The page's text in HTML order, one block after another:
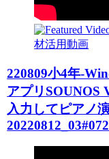
材活用動画
220809小4年-
アプリSOUNOS
入力してピアノ